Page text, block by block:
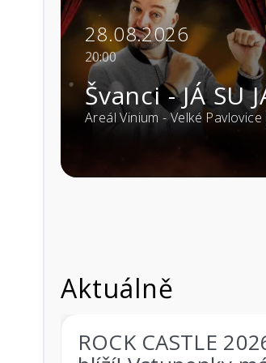
28.08.2026
Švanci - JÁ SU JÁ SHOW
Areál Vinium - Velké Pavlovice (69106)
Aktuálně
ROCK CASTLE 2026 se